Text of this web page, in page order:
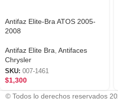
Antifaz Elite-Bra ATOS 2005-
2008
Antifaz Elite Bra Antifaces
Chrysler
SKU: 007-1461
$1,300
© Todos lo derechos reservados